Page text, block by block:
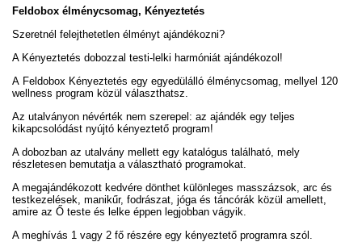
Feldobox élménycsomag, Kényeztetés
Szeretnél felejthetetlen élményt ajándékozni?
A Kényeztetés dobozzal testi-lelki harmóniát ajándékozol!
A Feldobox Kényeztetés egy egyedülálló élménycsomag, mellyel 120
wellness program közül választhatsz.
Az utalványon névérték nem szerepel: az ajándék egy teljes
kikapcsolódást nyújtó kényeztető program!
A dobozban az utalvány mellett egy katalógus található, mely
részletesen bemutatja a választható programokat.
A megajándékozott kedvére dönthet különleges masszázsok, arc és
testkezelések, manikűr, fodrászat, jóga és táncórák közül amellett,
amire az Ő teste és lelke éppen legjobban vágyik.
A meghívás 1 vagy 2 fő részére egy kényeztető programra szól.